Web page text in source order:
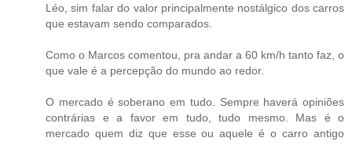
Léo, sim falar do valor principalmente nostálgico dos carros
que estavam sendo comparados.
Como o Marcos comentou, pra andar a 60 km/h tanto faz, o
que vale é a percepção do mundo ao redor.
O mercado é soberano em tudo. Sempre haverá opiniões
contrárias e a favor em tudo, tudo mesmo. Mas é o
mercado quem diz que esse ou aquele é o carro antigo